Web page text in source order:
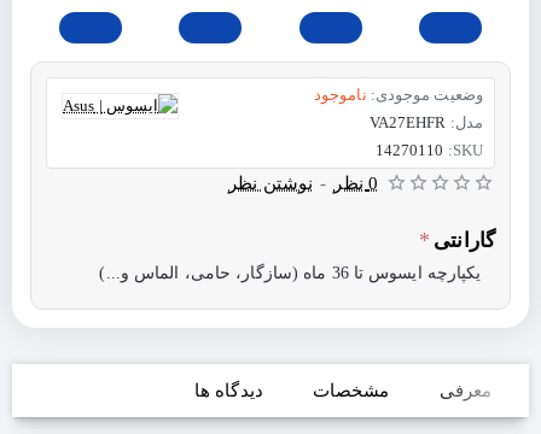
وضعیت موجودی: ناموجود
مدل: VA27EHFR
SKU:
14270110
0 نظر - نوشتن نظر
گارانتی
یکپارچه ایسوس تا 36 ماه (سازگار، حامی، الماس و...)
معرفی مشخصات دیدگاه ها